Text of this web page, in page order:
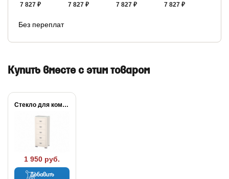
7 827 ₽
7 827 ₽
7 827 ₽
7 827 ₽
Без переплат
Купить вместе с этим товаром
Стекло для комода...
1 950 руб.
Добавить